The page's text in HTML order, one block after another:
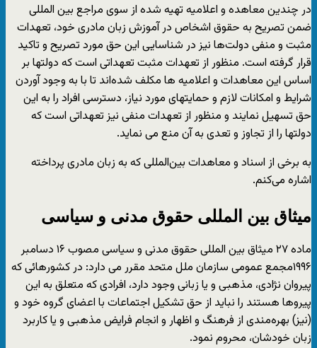
در چندین معاهده و اعلامیه تهیه شده از سوی مراجع بین المللی
ضمن تصریح به حقوق اشخاص در آموزش زبان مادری خود، تعهدات
مثبت و منفی دولت‌ها نیز در شناسایی این حق مورد تصریح و تاکید
قرار گرفته است. منظور از تعهدات مثبت تعهداتی است که دولتها بر
اساس این معاهدات و اعلامیه ها مکلف شده‌اند تا با به وجود آوردن
شرایط و امکانات لازم و حمایتهای مورد نیاز، دسترسی افراد را به این
حق تسهیل نمایند و منظور از تعهدات منفی نیز تعهداتی است که
دولتها را از تجاوز و تعدی به آن منع می نماید.
به برخی از اسناد و معاهدات بین‌المللی که به زبان مادری پرداخته
اشاره می‌کنم.
میثاق بین المللی حقوق مدنی و سیاسی
ماده ۲۷ میثاق بین المللی حقوق مدنی و سیاسی مصوب ۱۶ دسامبر
۱۹۹۶مجمع عمومی سازمان ملل متحد مقرر می دارد: در کشورهائی که
پیروان نژادی، مذهبی و یا زبانی وجود دارد، افرادی که متعلق به این
پیروها هستند را نباید از حق تشکیل اجتماعات با اعضای گروه خود و
(نیز) بهره‌مندی از فرهنگ و اظهار و انجام فرایض مذهبی و یا کاربرد
زبان خودشان، محروم نمود.